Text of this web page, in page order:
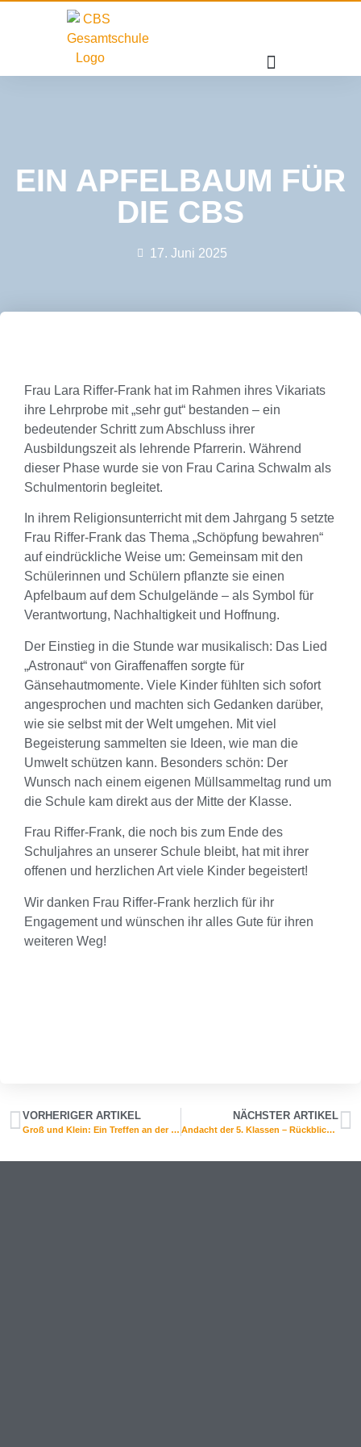
EIN APFELBAUM FÜR
DIE CBS
17. Juni 2025
Frau Lara Riffer-Frank hat im Rahmen ihres Vikariats
ihre Lehrprobe mit „sehr gut“ bestanden – ein
bedeutender Schritt zum Abschluss ihrer
Ausbildungszeit als lehrende Pfarrerin. Während
dieser Phase wurde sie von Frau Carina Schwalm als
Schulmentorin begleitet.
In ihrem Religionsunterricht mit dem Jahrgang 5 setzte
Frau Riffer-Frank das Thema „Schöpfung bewahren“
auf eindrückliche Weise um: Gemeinsam mit den
Schülerinnen und Schülern pflanzte sie einen
Apfelbaum auf dem Schulgelände – als Symbol für
Verantwortung, Nachhaltigkeit und Hoffnung.
Der Einstieg in die Stunde war musikalisch: Das Lied
„Astronaut“ von Giraffenaffen sorgte für
Gänsehautmomente. Viele Kinder fühlten sich sofort
angesprochen und machten sich Gedanken darüber,
wie sie selbst mit der Welt umgehen. Mit viel
Begeisterung sammelten sie Ideen, wie man die
Umwelt schützen kann. Besonders schön: Der
Wunsch nach einem eigenen Müllsammeltag rund um
die Schule kam direkt aus der Mitte der Klasse.
Frau Riffer-Frank, die noch bis zum Ende des
Schuljahres an unserer Schule bleibt, hat mit ihrer
offenen und herzlichen Art viele Kinder begeistert!
Wir danken Frau Riffer-Frank herzlich für ihr
Engagement und wünschen ihr alles Gute für ihren
weiteren Weg!
VORHERIGER ARTIKEL
Groß und Klein: Ein Treffen an der Kletterwand
NÄCHSTER ARTIKEL
Andacht der 5. Klassen – Rückblick, Segen und gute Wünsche